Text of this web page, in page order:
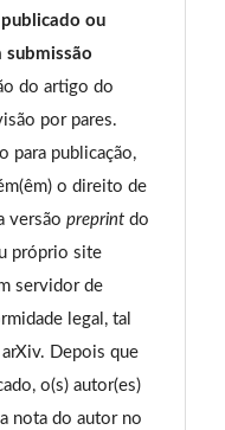
ou
submissão
do artigo do
por pares.
para publicação,
o direito de
versão preprint do
próprio site
servidor de
legal, tal
Depois que
o(s) autor(es)
nota do autor no